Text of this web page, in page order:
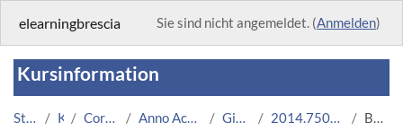
elearningbrescia Sie sind nicht angemeldet. (Anmelden)
Kursinformation
Startseite Kurse Corsi Istituzionali Anno Accademico 2014/2015 Giurisprudenza 2014.750711.04424-09.N0.1833 Beschreibung